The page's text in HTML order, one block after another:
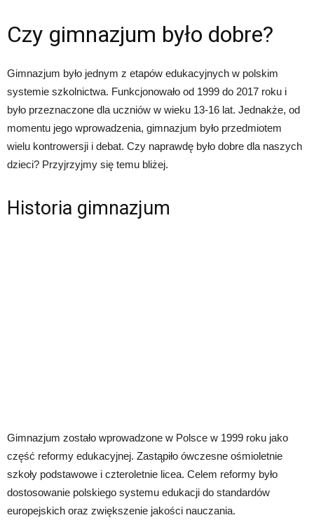
Czy gimnazjum było dobre?
Gimnazjum było jednym z etapów edukacyjnych w polskim
systemie szkolnictwa. Funkcjonowało od 1999 do 2017 roku i
było przeznaczone dla uczniów w wieku 13-16 lat. Jednakże, od
momentu jego wprowadzenia, gimnazjum było przedmiotem
wielu kontrowersji i debat. Czy naprawdę było dobre dla naszych
dzieci? Przyjrzyjmy się temu bliżej.
Historia gimnazjum
Gimnazjum zostało wprowadzone w Polsce w 1999 roku jako
część reformy edukacyjnej. Zastąpiło ówczesne ośmioletnie
szkoły podstawowe i czteroletnie licea. Celem reformy było
dostosowanie polskiego systemu edukacji do standardów
europejskich oraz zwiększenie jakości nauczania.